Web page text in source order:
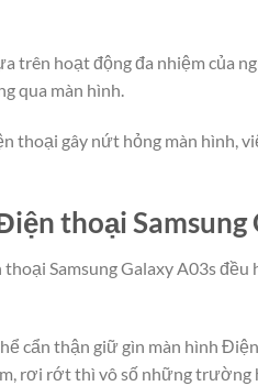
trên hoạt động đa nhiệm của
qua màn hình.
gây nứt hỏng màn hình,
thoại Samsung
Samsung Galaxy A03s
cẩn thận giữ gìn màn hình
rơi rớt thì vô số những trường